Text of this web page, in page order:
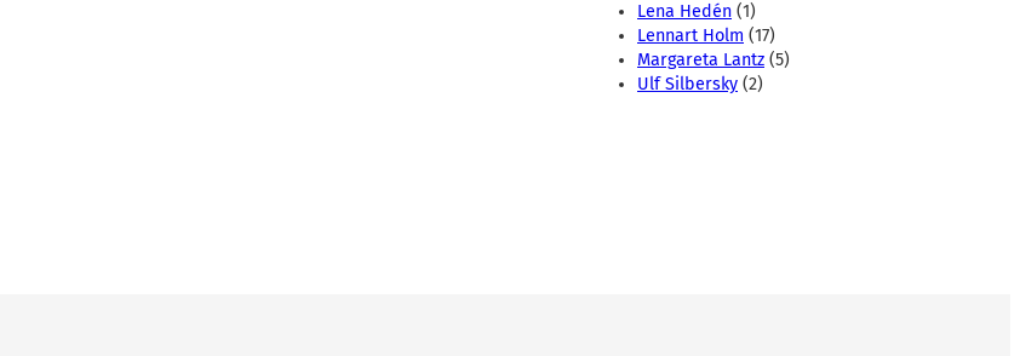
Lena Hedén (1)
Lennart Holm (17)
Margareta Lantz (5)
Ulf Silbersky (2)